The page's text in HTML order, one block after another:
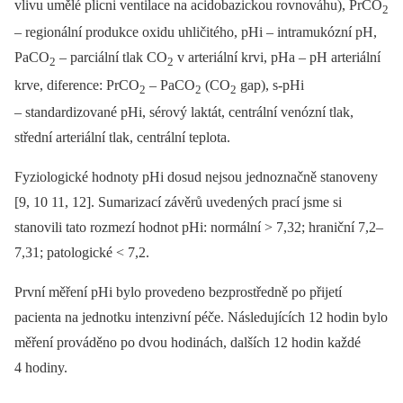
vlivu umělé plicni ventilace na acidobazickou rovnováhu), PrCO2
–⁠ regionální produkce oxidu uhličitého, pHi –⁠ intramukózní pH,
PaCO2 –⁠ parciální tlak CO2 v arteriální krvi, pHa –⁠ pH arteriální
krve, diference: PrCO2 –⁠ PaCO2 (CO2 gap), s-pHi
–⁠ standardizované pHi, sérový laktát, centrální venózní tlak,
střední arteriální tlak, centrální teplota.
Fyziologické hodnoty pHi dosud nejsou jednoznačně stanoveny
[9, 10 11, 12]. Sumarizací závěrů uvedených prací jsme si
stanovili tato rozmezí hodnot pHi: normální > 7,32; hraniční 7,2–
7,31; patologické < 7,2.
První měření pHi bylo provedeno bezprostředně po přijetí
pacienta na jednotku intenzivní péče. Následujících 12 hodin bylo
měření prováděno po dvou hodinách, dalších 12 hodin každé
4 hodiny.